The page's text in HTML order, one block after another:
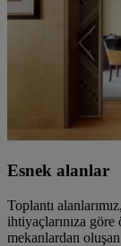
Esnek alanlar
Toplantı
ihtiyaçlarınıza
mekanlardan